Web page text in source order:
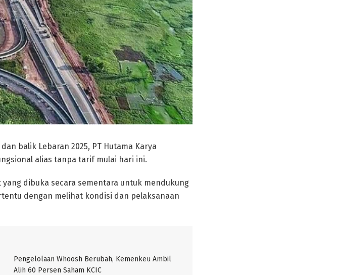
balik Lebaran 2025, PT Hutama Karya
alias tanpa tarif mulai hari ini.
dibuka secara sementara untuk mendukung
dengan melihat kondisi dan pelaksanaan
Pengelolaan Whoosh Berubah, Kemenkeu Ambil
Alih 60 Persen Saham KCIC